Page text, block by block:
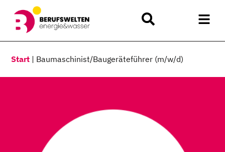
Start | Baumaschinist/Baugeräteführer (m/w/d)